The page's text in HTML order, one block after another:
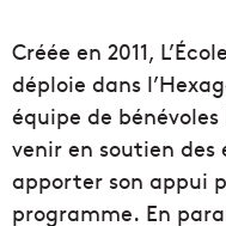
Créée en 2011,
déploie dans
équipe de
venir en soutien
apporter son appui
programme. En